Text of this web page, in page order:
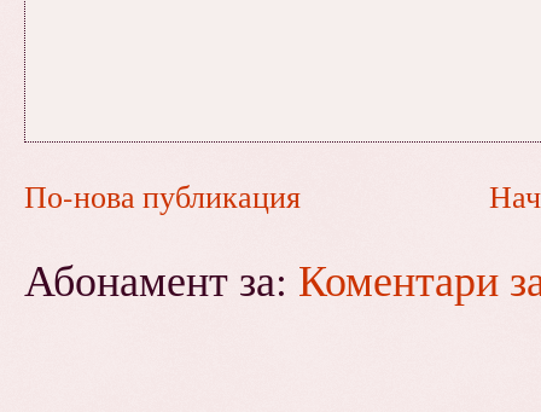
По-нова публикация
Абонамент за: Коментари